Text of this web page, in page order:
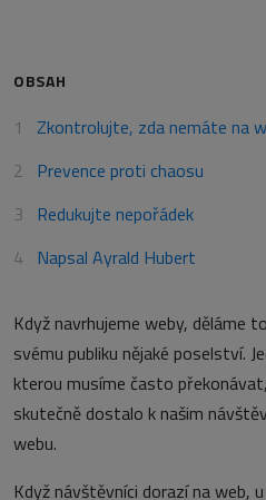
OBSAH
Zkontrolujte, zda nemáte na
Prevence proti chaosu
Redukujte nepořádek
Napsal Ayrald Hubert
Když navrhujeme weby, děláme
svému publiku nějaké poselství.
kterou musíme často
skutečně dostalo k našim
webu.
Když návštěvníci dorazí na web,